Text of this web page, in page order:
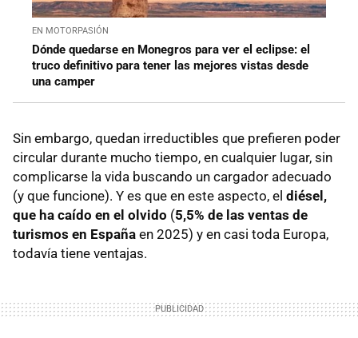
EN MOTORPASIÓN
Dónde quedarse en Monegros para ver el eclipse: el
truco definitivo para tener las mejores vistas desde
una camper
Sin embargo, quedan irreductibles que prefieren poder
circular durante mucho tiempo, en cualquier lugar, sin
complicarse la vida buscando un cargador adecuado
(y que funcione). Y es que en este aspecto, el diésel,
que ha caído en el olvido (5,5% de las ventas de
turismos en España en 2025) y en casi toda Europa,
todavía tiene ventajas.